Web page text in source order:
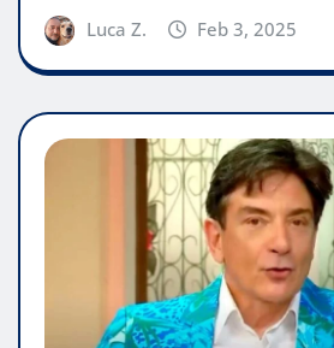
Luca Z. Feb 3, 2025